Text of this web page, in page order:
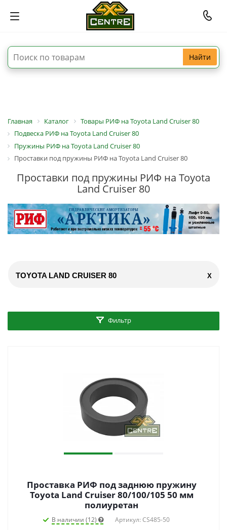
Найти
Главная Каталог
Товары РИФ на Toyota Land Cruiser 80
Подвеска РИФ на Toyota Land Cruiser 80
Пружины РИФ на Toyota Land Cruiser 80
Проставки под пружины РИФ на Toyota Land Cruiser 80
Проставки под пружины РИФ на Toyota
Land Cruiser 80
TOYOTA LAND CRUISER 80 X
Фильтр
Проставка РИФ под заднюю пружину
Toyota Land Cruiser 80/100/105 50 мм
полиуретан
В наличии (12) Артикул: CS485-50